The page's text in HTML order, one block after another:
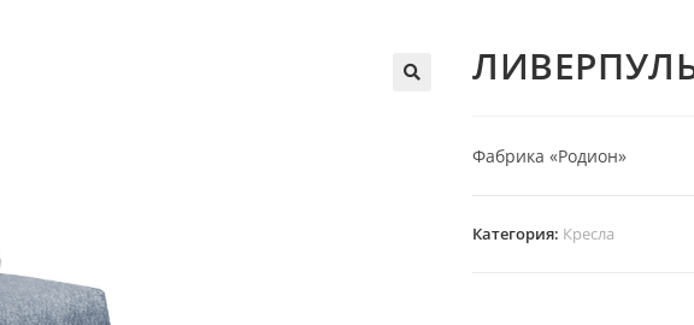
Фабрика «Родион»
Категория: Кресла